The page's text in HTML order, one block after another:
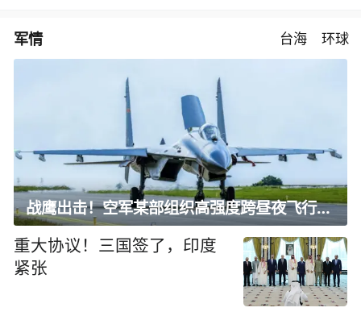
军情 台海 环球
战鹰出击！空军某部组织高强度跨昼夜飞行训练
重大协议！三国签了，印度
紧张